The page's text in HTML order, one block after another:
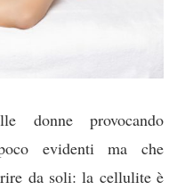
donne provocando
evidenti ma che
da soli: la cellulite è